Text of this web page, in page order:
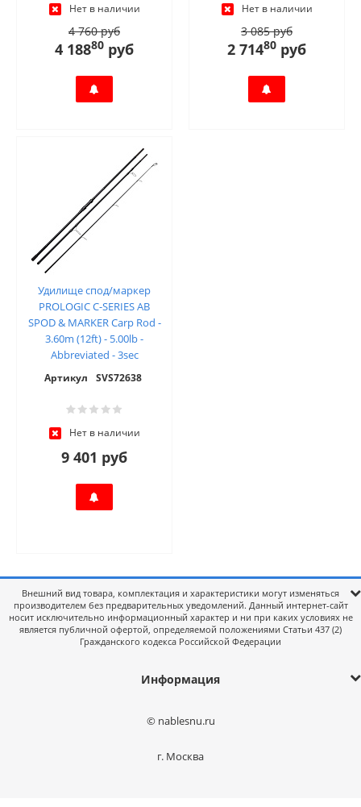
Нет в наличии
4 760 руб
4 18880 руб
Нет в наличии
3 085 руб
2 71480 руб
Удилище спод/маркер
PROLOGIC C-SERIES AB
SPOD & MARKER Carp Rod -
3.60m (12ft) - 5.00lb -
Abbreviated - 3sec
Артикул SVS72638
Нет в наличии
9 401 руб
Внешний вид товара, комплектация и характеристики могут изменяться
производителем без предварительных уведомлений. Данный интернет-сайт
носит исключительно информационный характер и ни при каких условиях не
является публичной офертой, определяемой положениями Статьи 437 (2)
Гражданского кодекса Российской Федерации
Информация
© nablesnu.ru
г. Москва